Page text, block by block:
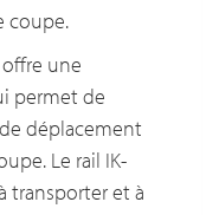
coupe.
une
permet de
déplacement
Le rail IK-
transporter et à